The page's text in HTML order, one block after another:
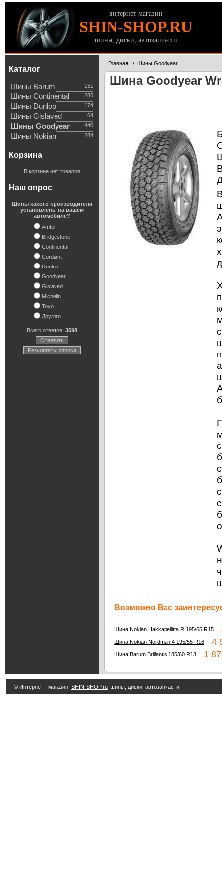
интернет магазин
SHIN-SHOP.RU
шины, диски, автозапчасти
Каталог
151
Шины Barum
286
Шины Continental
174
Шины Dunlop
64
Шины Gislaved
440
Шины Goodyear
284
Шины Nokian
Корзина
В корзине нет товаров
Наш опрос
Шины какого производителя
установлены на вашем
автомобиле?
Amtel
Bridgestone
Continental
Cordiant
Dunlop
Goodyear
Gislaved
Michelin
Toyo
Другого
Всего ответов: 3598
Ответить
Результаты опроса
Главная / Шины Goodyear
Шина Goodyear
Возможно Вас
Шина Nokian Hakkapeliitta R 195/65 R15
Шина Nokian Nordman 4 195/55 R16 4
Шина Barum Brillantis 185/60 R13 1
© Интернет - магазин SHIN-SHOP.ru шины, диски, автозапчасти